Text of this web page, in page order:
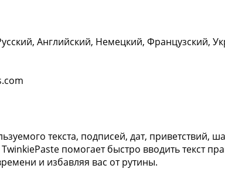
Английский, Немецкий, Французский,
текста, подписей, дат, приветствий,
помогает быстро вводить текст
и избавляя вас от рутины.